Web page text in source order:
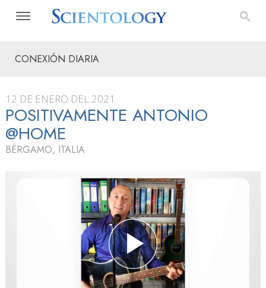
CONEXIÓN DIARIA
12 DE ENERO DEL 2021
POSITIVAMENTE ANTONIO
@HOME
BÉRGAMO, ITALIA